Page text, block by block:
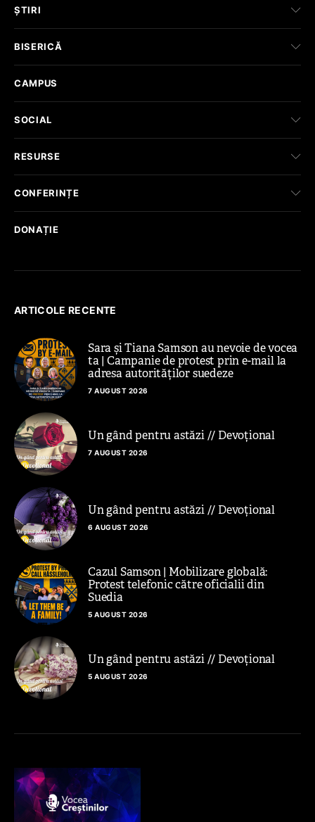
ȘTIRI
BISERICĂ
CAMPUS
SOCIAL
RESURSE
CONFERINȚE
DONAȚIE
ARTICOLE RECENTE
Sara și Tiana Samson au nevoie de vocea
ta | Campanie de protest prin e-mail la
adresa autorităților suedeze
7 AUGUST 2026
Un gând pentru astăzi // Devoțional
7 AUGUST 2026
Un gând pentru astăzi // Devoțional
6 AUGUST 2026
Cazul Samson | Mobilizare globală:
Protest telefonic către oficialii din
Suedia
5 AUGUST 2026
Un gând pentru astăzi // Devoțional
5 AUGUST 2026